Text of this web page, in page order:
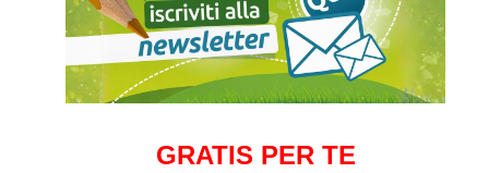
GRATIS PER TE